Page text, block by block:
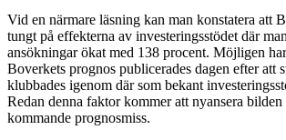
Vid en närmare läsning kan man konstatera att
tungt på effekterna av investeringsstödet där
ansökningar ökat med 138 procent. Möjligen
Boverkets prognos publicerades dagen efter att
klubbades igenom där som bekant
Redan denna faktor kommer att nyansera
kommande prognosmiss.